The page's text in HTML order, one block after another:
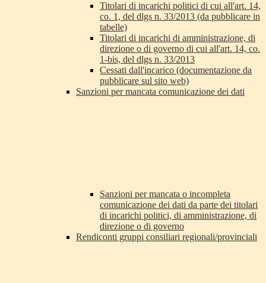
Titolari di incarichi politici di cui all'art. 14,
co. 1, del dlgs n. 33/2013 (da pubblicare in
tabelle)
Titolari di incarichi di amministrazione, di
direzione o di governo di cui all'art. 14, co.
1-bis, del dlgs n. 33/2013
Cessati dall'incarico (documentazione da
pubblicare sul sito web)
Sanzioni per mancata comunicazione dei dati
Sanzioni per mancata o incompleta
comunicazione dei dati da parte dei titolari
di incarichi politici, di amministrazione, di
direzione o di governo
Rendiconti gruppi consiliari regionali/provinciali